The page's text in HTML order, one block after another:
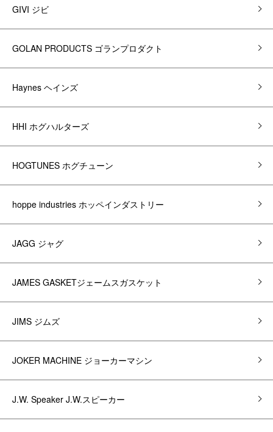
GIVI ジビ
GOLAN PRODUCTS ゴランプロダクト
Haynes ヘインズ
HHI ホグハルターズ
HOGTUNES ホグチューン
hoppe industries ホッペインダストリー
JAGG ジャグ
JAMES GASKETジェームスガスケット
JIMS ジムズ
JOKER MACHINE ジョーカーマシン
J.W. Speaker J.W.スピーカー